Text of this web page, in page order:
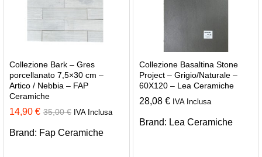
Collezione Bark – Gres
porcellanato 7,5×30 cm –
Artico / Nebbia – FAP
Ceramiche
14,90 € 35,00€ IVA Inclusa
Brand: Fap Ceramiche
Collezione Basaltina Stone
Project – Grigio/Naturale –
60X120 – Lea Ceramiche
28,08 € IVA Inclusa
Brand: Lea Ceramiche